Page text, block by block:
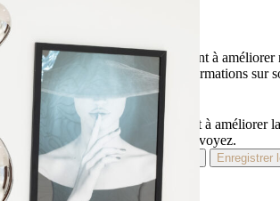
Les cookies analytiques nous aident à
collectant et en rapportant des informations sur
Marketing
Les cookies marketing nous aident à améliorer
campagnes publicitaires que vous voyez.
Accepter Refuser Préférences Enregistrer
Politique de confidentialité
Mentions légales